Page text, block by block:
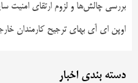
بررسی چالش‌ها و لزوم ارتقای امنیت
اوپن ای آی بهای ترجیح کارمندان
دسته بندی اخبار